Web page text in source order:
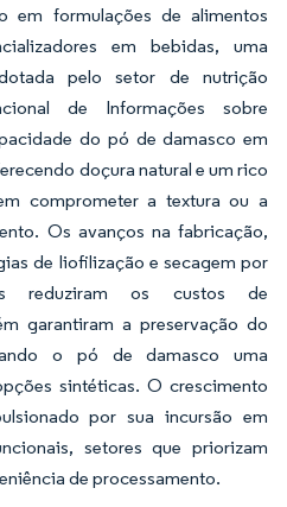
em formulações de alimentos
em bebidas, uma
pelo setor de nutrição
de Informações sobre
do pó de damasco em
doçura natural e um rico
comprometer a textura ou a
Os avanços na fabricação,
de liofilização e secagem por
reduziram os custos de
garantiram a preservação do
o pó de damasco uma
sintéticas. O crescimento
por sua incursão em
setores que priorizam
de processamento.